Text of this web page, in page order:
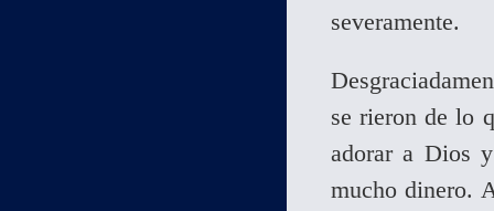
severamente.
se rieron de lo
adorar a Dios
mucho dinero.